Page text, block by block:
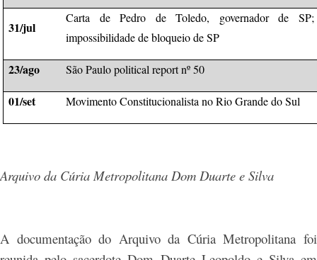
31/jul
Carta de Pedro de Toledo, governador de SP;
impossibilidade de bloqueio de SP
23/ago São Paulo political report nº 50
01/set Movimento Constitucionalista no Rio Grande do Sul
Arquivo da Cúria Metropolitana Dom Duarte e Silva
A documentação do Arquivo da Cúria Metropolitana foi